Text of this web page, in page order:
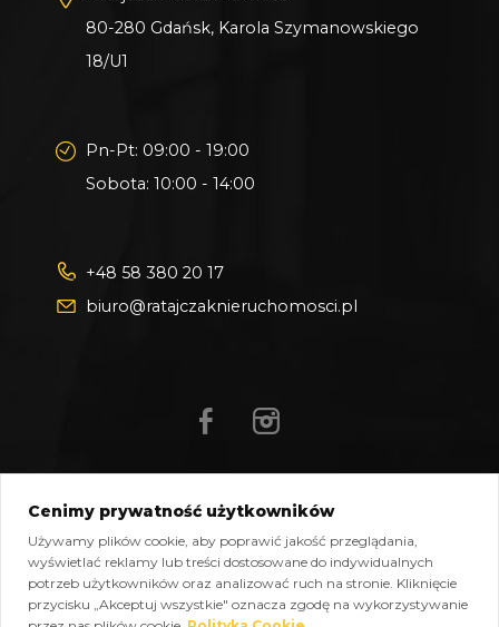
80-280 Gdańsk, Karola Szymanowskiego
18/U1
Pn-Pt: 09:00 - 19:00
Sobota: 10:00 - 14:00
+48 58 380 20 17
biuro@ratajczaknieruchomosci.pl
Polityka cookies Kontakt
Copyright © 2026 Ratajczak Nieruchomości All Rights
Reserved, Powered byoplixo.eu
Cenimy prywatność użytkowników
Używamy plików cookie, aby poprawić jakość przeglądania,
wyświetlać reklamy lub treści dostosowane do indywidualnych
potrzeb użytkowników oraz analizować ruch na stronie. Kliknięcie
przycisku „Akceptuj wszystkie" oznacza zgodę na wykorzystywanie